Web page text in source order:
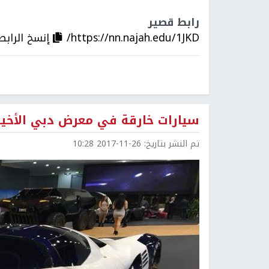
رابط قصير
https://nn.najah.edu/1JKD/ إنسخ
سيارات خارقة في معرض دبي الأخير و100 نوع
تم النشر بتاريخ: 2017-11-26 10:28